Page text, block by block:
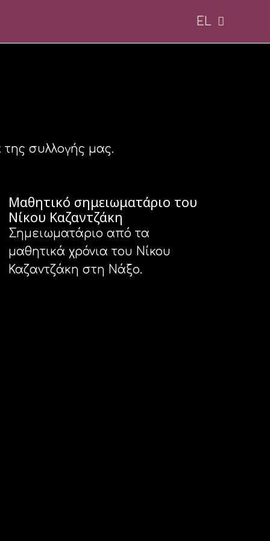
EL
EN
συλλογής μας.
Μαθητικό σημειωματάριο του
Νίκου Καζαντζάκη
Σημειωματάριο από τα
μαθητικά χρόνια του Νίκου
Καζαντζάκη στη Νάξο.